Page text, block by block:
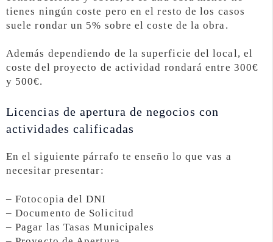
tienes ningún coste pero en el resto de los casos
suele rondar un 5% sobre el coste de la obra.
Además dependiendo de la superficie del local, el
coste del proyecto de actividad rondará entre 300€
y 500€.
Licencias de apertura de negocios con
actividades calificadas
En el siguiente párrafo te enseño lo que vas a
necesitar presentar:
– Fotocopia del DNI
– Documento de Solicitud
– Pagar las Tasas Municipales